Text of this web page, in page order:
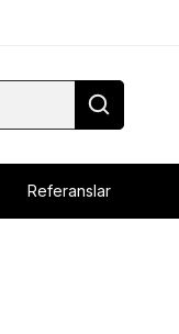
Referanslar